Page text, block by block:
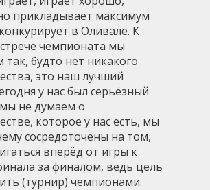
прикладывает максимум
в Оливале. К
чемпионата мы
так, будто нет никакого
это наш лучший
у нас был серьёзный
не думаем о
которое у нас есть, мы
сосредоточены на том,
вперёд от игры к
за финалом, ведь цель
(турнир) чемпионами.